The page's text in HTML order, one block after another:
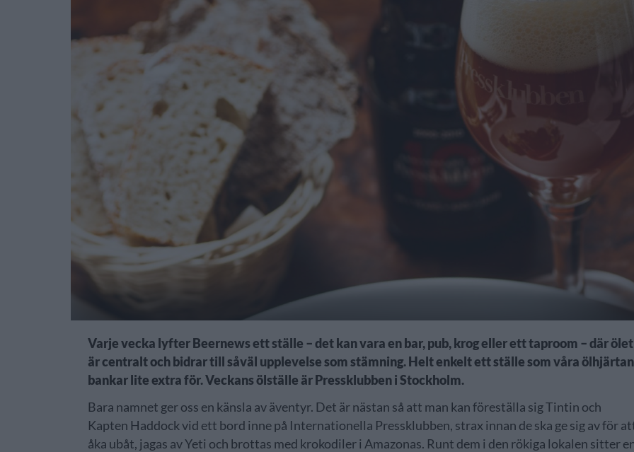
Varje vecka lyfter Beernews ett ställe – det kan vara en bar, pub, krog eller ett taproom – där ölet
är centralt och bidrar till såväl upplevelse som stämning. Helt enkelt ett ställe som våra ölhjärtan
bankar lite extra för. Veckans ölställe är Pressklubben i Stockholm.
Bara namnet ger oss en känsla av äventyr. Det är nästan så att man kan föreställa sig Tintin och
Kapten Haddock vid ett bord inne på Internationella Pressklubben, strax innan de ska ge sig av för
åka ubåt, jagas av Yeti och brottas med krokodiler i Amazonas. Runt dem i den rökiga lokalen sitter